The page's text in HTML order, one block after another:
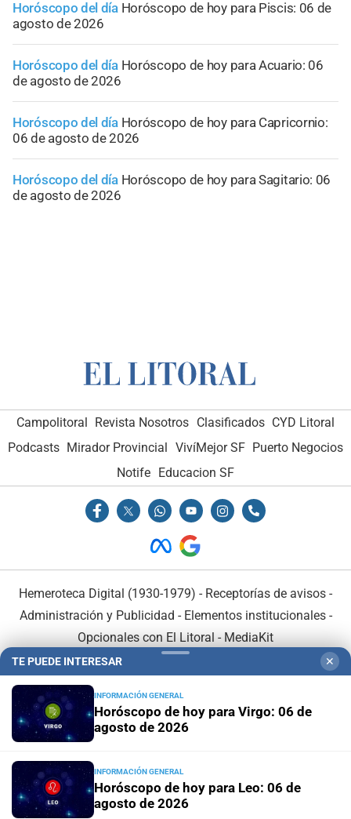
Horóscopo del día Horóscopo de hoy para Piscis: 06 de
agosto de 2026
Horóscopo del día Horóscopo de hoy para Acuario: 06
de agosto de 2026
Horóscopo del día Horóscopo de hoy para Capricornio:
06 de agosto de 2026
Horóscopo del día Horóscopo de hoy para Sagitario: 06
de agosto de 2026
Campolitoral Revista Nosotros Clasificados CYD Litoral
Podcasts Mirador Provincial VivíMejor SF Puerto Negocios
Notife Educacion SF
Hemeroteca Digital (1930-1979) - Receptorías de avisos -
Administración y Publicidad - Elementos institucionales-
Opcionales con El Litoral - MediaKit
En Asociación con:
TE PUEDE INTERESAR ✕
INFORMACIÓN GENERAL
Horóscopo de hoy para Virgo: 06 de
agosto de 2026
INFORMACIÓN GENERAL
Horóscopo de hoy para Leo: 06 de
agosto de 2026